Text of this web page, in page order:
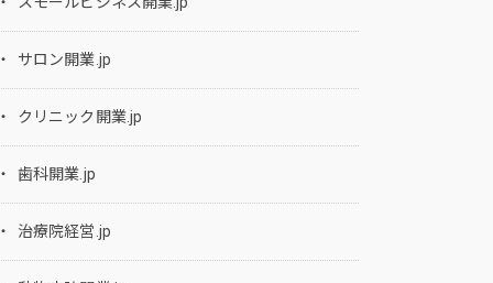
サロン開業.jp
クリニック開業.jp
歯科開業.jp
治療院経営.jp